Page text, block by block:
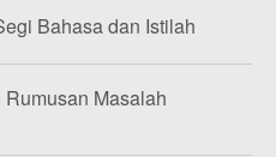
Bahasa dan Istilah
Masalah